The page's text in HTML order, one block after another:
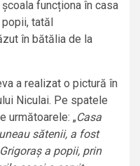
funcționa în casa
tatăl
în bătălia de la
a realizat o pictură în
Niculai. Pe spatele
următoarele: „Casa
sătenii, a fost
a popii, prin